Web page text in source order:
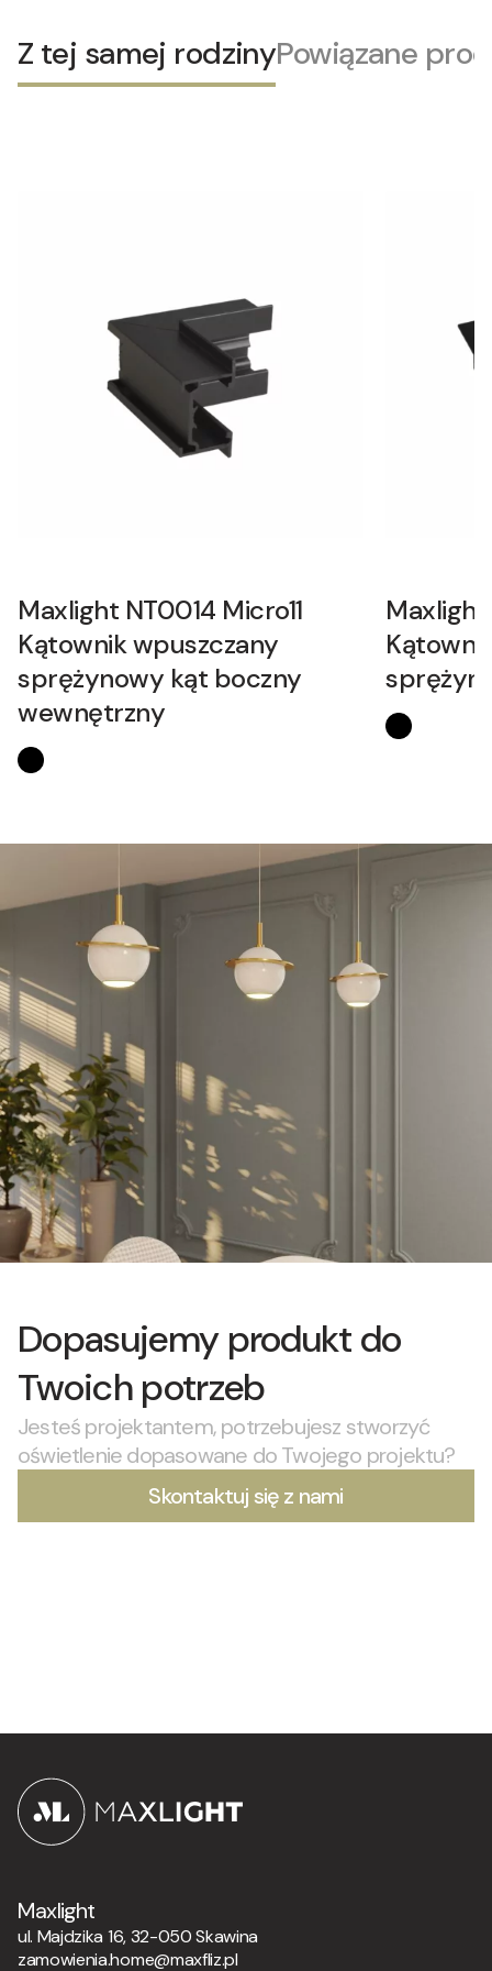
Z tej samej rodzinyPowiązane
Maxlight NT0014 Micro11
Kątownik wpuszczany
sprężynowy kąt boczny
wewnętrzny
Maxlight
Dopasujemy produkt do
Twoich potrzeb
Jesteś projektantem, potrzebujesz stworzyć
oświetlenie dopasowane do Twojego projektu?
Skontaktuj się z nami
Maxlight
ul. Majdzika 16, 32-050 Skawina
zamowienia.home@maxfliz.pl